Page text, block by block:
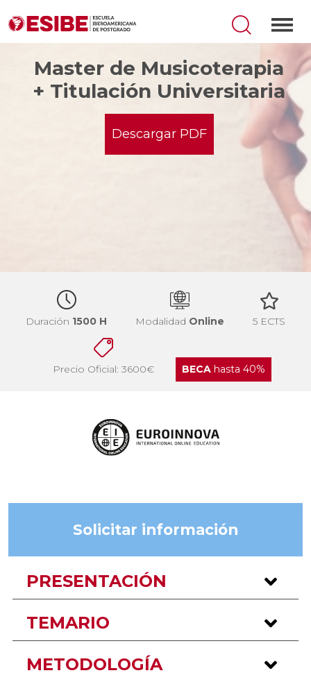
Master de Musicoterapia
+ Titulación Universitaria
Descargar PDF
Duración 1500 H Modalidad Online 5 ECTS
Precio Oficial: 3600€ BECAhasta 40%
Solicitar información
PRESENTACIÓN
TEMARIO
METODOLOGÍA